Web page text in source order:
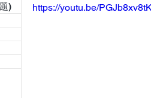
)
https://youtu.be/